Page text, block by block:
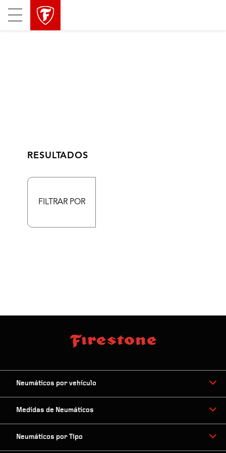
Mobile
Menu
RESULTADOS
FILTRAR POR
Neumáticos por vehículo
Medidas de Neumáticos
Neumáticos por Tipo